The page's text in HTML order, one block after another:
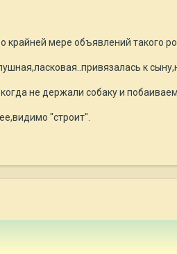
крайней мере объявлений такого
к
не держали собаку и
"строит".